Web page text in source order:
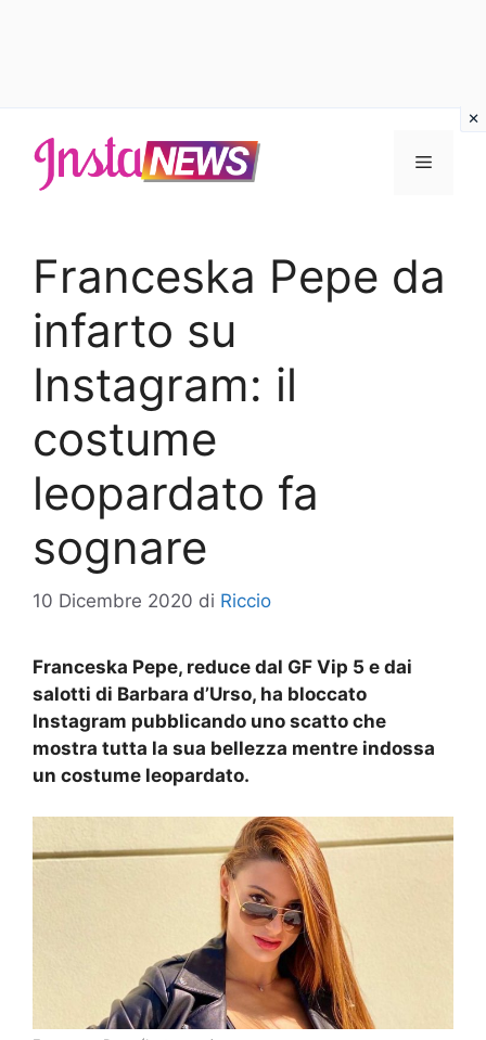
contenuto
Menu
Franceska Pepe da
infarto su
Instagram: il
costume
leopardato fa
sognare
10 Dicembre 2020 di Riccio
Franceska Pepe, reduce dal GF Vip 5 e dai
salotti di Barbara d’Urso, ha bloccato
Instagram pubblicando uno scatto che
mostra tutta la sua bellezza mentre indossa
un costume leopardato.